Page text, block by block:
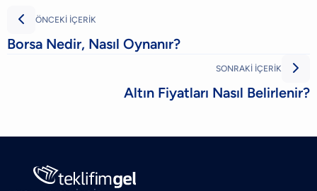
 ÖNCEKİ İÇERİK
Borsa Nedir, Nasıl Oynanır?
SONRAKİ İÇERİK 
Altın Fiyatları Nasıl Belirlenir?